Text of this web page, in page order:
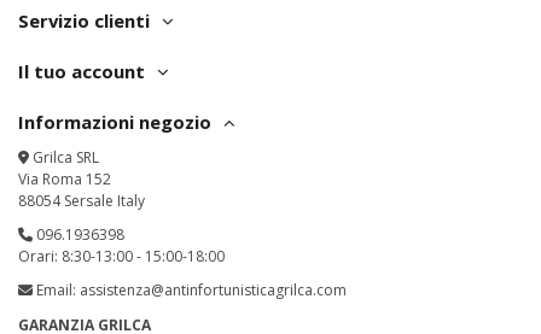
Servizio clienti
Il tuo account
Informazioni negozio
Grilca SRL
Via Roma 152
88054 Sersale Italy
096.1936398
Orari: 8:30-13:00 - 15:00-18:00
Email: assistenza@antinfortunisticagrilca.com
GARANZIA GRILCA